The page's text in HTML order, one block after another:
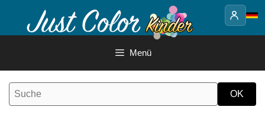
Inhalt
Menü